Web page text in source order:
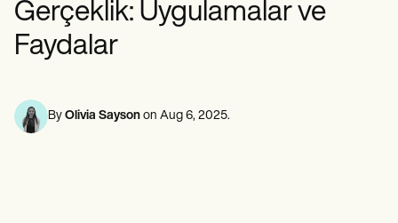
Ruh Sağlığı Uzmanları
Sosyal Hizmet Çalışanları
Diyetisyenler ve Beslenme Uzmanları
Fizik Terapistler
Masaj Terapistleri
Mesleki Terapistler
Insurance claims
Speech therapists
Life coaches
Massage therapists
Personal trainers
Gerçeklik: Uygulamalar ve
Faydalar
By Olivia Sayson on Aug 6, 2025.